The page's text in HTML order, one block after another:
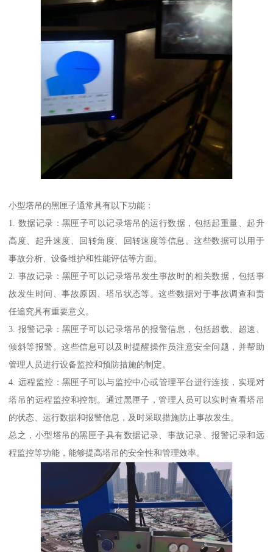
小型塔吊的黑匣子通常具有以下功能：
1. 数据记录：黑匣子可以记录塔吊的运行数据，包括起重量、起升
高度、起升速度、回转角度、回转速度等信息。这些数据可以用于
事故分析、设备维护和性能评估等方面。
2. 事故记录：黑匣子可以记录塔吊发生事故时的相关数据，包括事
故发生时间、事故原因、塔吊状态等。这些数据对于事故调查和责
任追究具有重要意义。
3. 报警记录：黑匣子可以记录塔吊的报警信息，包括超载、超速、
倾斜等报警。这些信息可以及时提醒操作员注意安全问题，并帮助
管理人员进行设备监控和预防措施的制定。
4. 远程监控：黑匣子可以与监控中心或管理平台进行连接，实现对
塔吊的远程监控和控制。通过黑匣子，管理人员可以实时查看塔吊
的状态、运行数据和报警信息，及时采取措施防止事故发生。
总之，小型塔吊的黑匣子具有数据记录、事故记录、报警记录和远
程监控等功能，能够提高塔吊的安全性和管理效率。